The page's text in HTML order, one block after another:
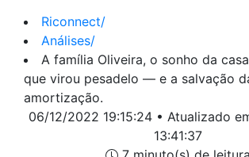
Riconnect/
Análises/
A família Oliveira, o sonho da
que virou pesadelo — e a salvação
amortização.
06/12/2022 19:15:24 • Atualizado
13:41:37